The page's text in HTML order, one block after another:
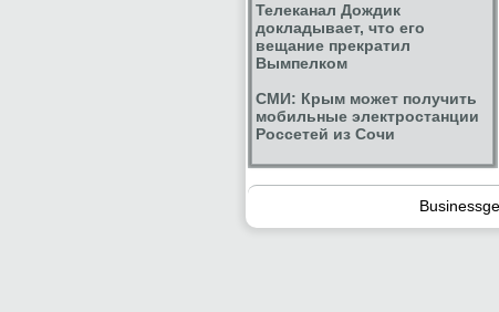
Телеканал Дождик
докладывает, что его
вещание прекратил
Вымпелком
СМИ: Крым может получить
мобильные электростанции
Россетей из Сочи